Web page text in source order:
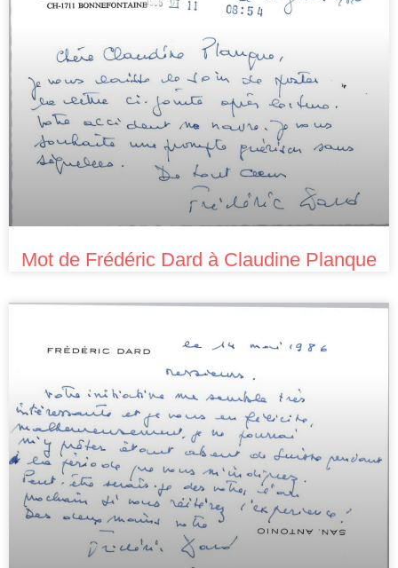
Mot de Frédéric Dard à Claudine Planque